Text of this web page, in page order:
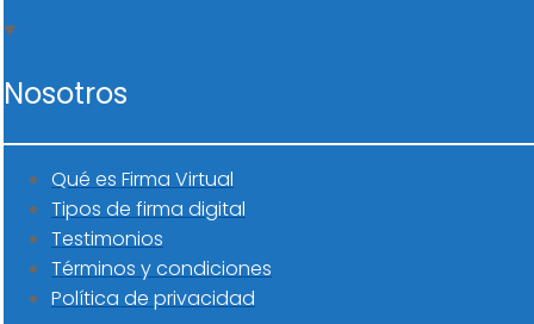
Nosotros
Qué es Firma Virtual
Tipos de firma digital
Testimonios
Términos y condiciones
Política de privacidad